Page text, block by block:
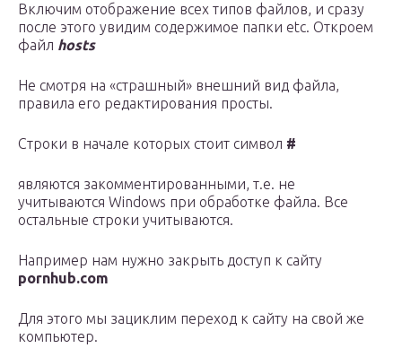
Включим отображение всех типов файлов, и сразу
после этого увидим содержимое папки etc. Откроем
файл hosts
Не смотря на «страшный» внешний вид файла,
правила его редактирования просты.
Строки в начале которых стоит символ #
являются закомментированными, т.е. не
учитываются Windows при обработке файла. Все
остальные строки учитываются.
Например нам нужно закрыть доступ к сайту
pornhub.com
Для этого мы зациклим переход к сайту на свой же
компьютер.